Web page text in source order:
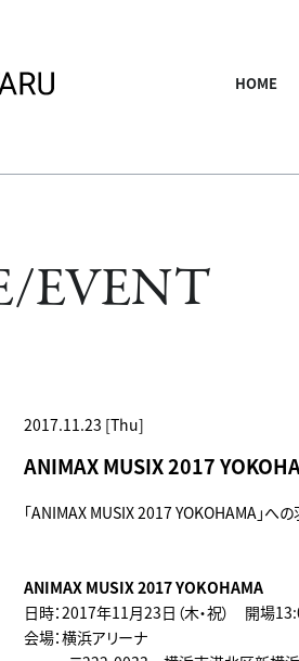
HOME
EVENT
2017.11.23 [Thu]
ANIMAX MUSIX 2017
「ANIMAX MUSIX 2017 YOKOHAMA」へ
ANIMAX MUSIX 2017 YOKOHAMA
日時：2017年11月23日（木・祝） 開場
会場：横浜アリーナ